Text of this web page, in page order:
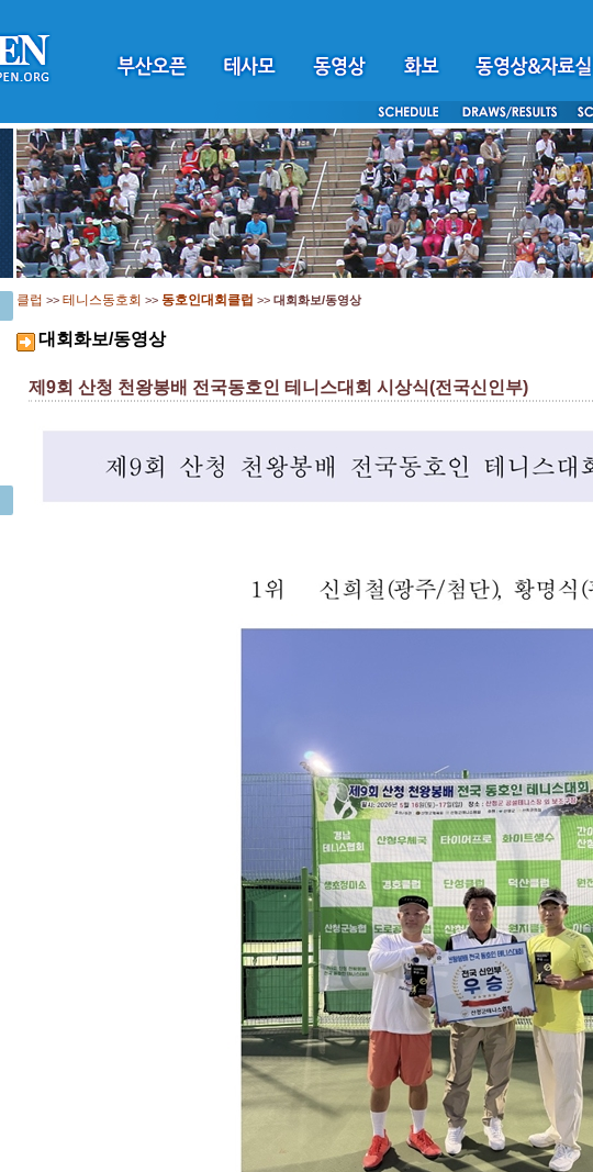
클럽 >> 테니스동호회 >> 동호인대회클럽 >> 대회화보/동영상
대회화보/동영상
제9회 산청 천왕봉배 전국동호인 테니스대회 시상식(전국신인부)